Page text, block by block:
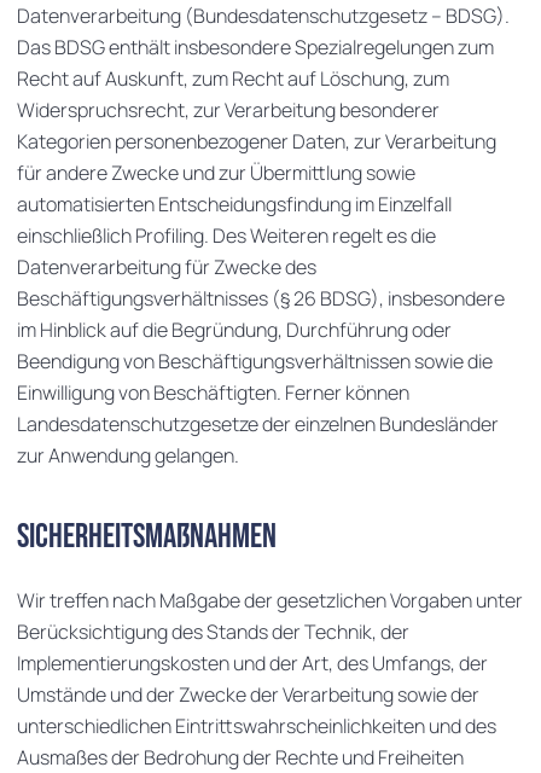
Datenverarbeitung (Bundesdatenschutzgesetz – BDSG).
Das BDSG enthält insbesondere Spezialregelungen zum
Recht auf Auskunft, zum Recht auf Löschung, zum
Widerspruchsrecht, zur Verarbeitung besonderer
Kategorien personenbezogener Daten, zur Verarbeitung
für andere Zwecke und zur Übermittlung sowie
automatisierten Entscheidungsfindung im Einzelfall
einschließlich Profiling. Des Weiteren regelt es die
Datenverarbeitung für Zwecke des
Beschäftigungsverhältnisses (§ 26 BDSG), insbesondere
im Hinblick auf die Begründung, Durchführung oder
Beendigung von Beschäftigungsverhältnissen sowie die
Einwilligung von Beschäftigten. Ferner können
Landesdatenschutzgesetze der einzelnen Bundesländer
zur Anwendung gelangen.
Sicherheitsmaßnahmen
Wir treffen nach Maßgabe der gesetzlichen Vorgaben unter
Berücksichtigung des Stands der Technik, der
Implementierungskosten und der Art, des Umfangs, der
Umstände und der Zwecke der Verarbeitung sowie der
unterschiedlichen Eintrittswahrscheinlichkeiten und des
Ausmaßes der Bedrohung der Rechte und Freiheiten